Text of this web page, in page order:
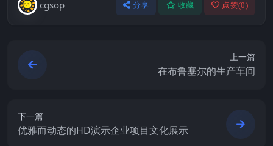
cgsop 分享 收藏 点赞(0)
上一篇
在布鲁塞尔的生产车间
下一篇
优雅而动态的HD演示企业项目文化展示